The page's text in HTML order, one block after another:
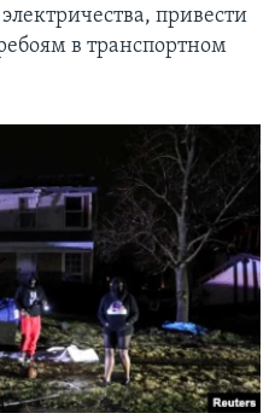
привести
в транспортном